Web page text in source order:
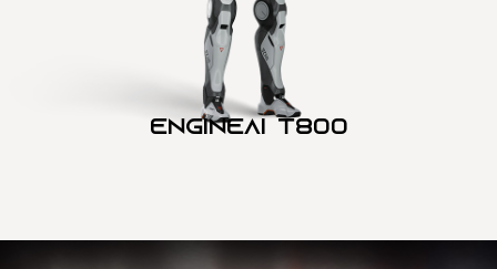
Engineai T800